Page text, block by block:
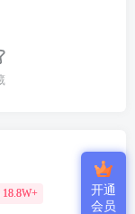
18.8W+
开通
会员